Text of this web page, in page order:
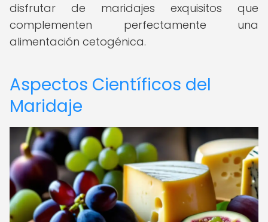
disfrutar de maridajes exquisitos que
complementen perfectamente una
alimentación cetogénica.
Aspectos Científicos del
Maridaje